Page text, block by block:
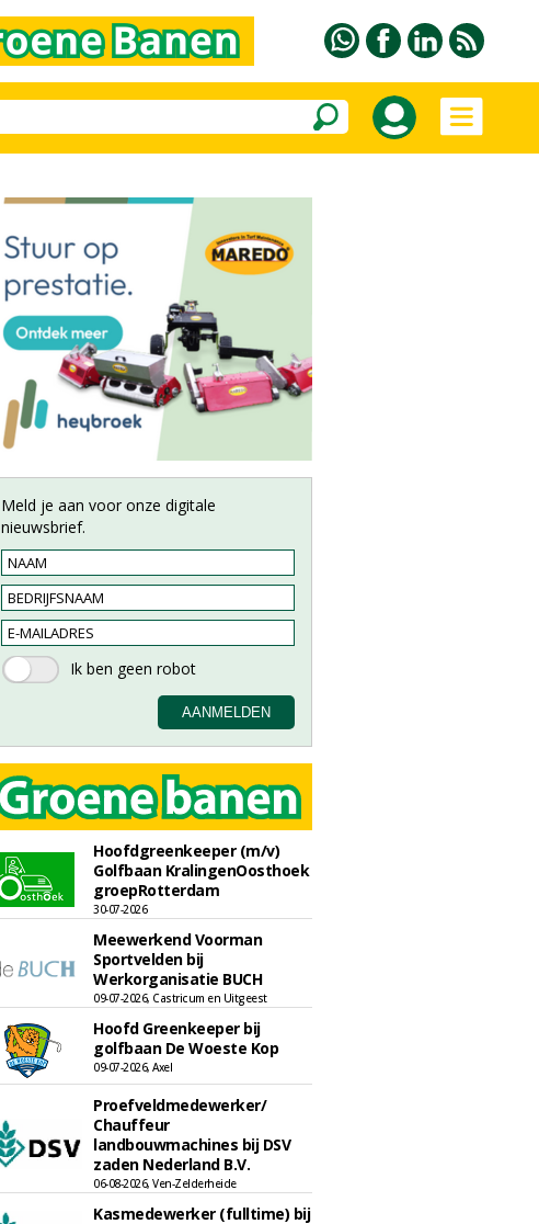
Meld je aan voor onze digitale
nieuwsbrief.
Hoofdgreenkeeper (m/v)
Golfbaan KralingenOosthoek
groepRotterdam
30-07-2026
Meewerkend Voorman
Sportvelden bij
Werkorganisatie BUCH
09-07-2026, Castricum en Uitgeest
Hoofd Greenkeeper bij
golfbaan De Woeste Kop
09-07-2026, Axel
Proefveldmedewerker/
Chauffeur
landbouwmachines bij DSV
zaden Nederland B.V.
06-08-2026, Ven-Zelderheide
Kasmedewerker (fulltime) bij